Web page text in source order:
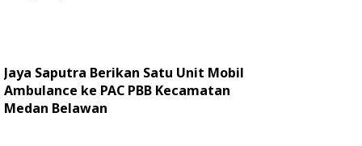
Jaya Saputra Berikan Satu Unit Mobil
Ambulance ke PAC PBB Kecamatan
Medan Belawan